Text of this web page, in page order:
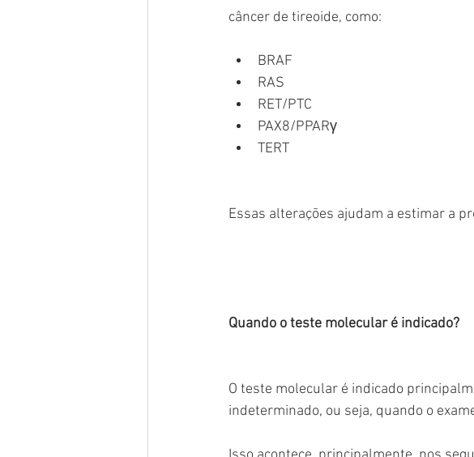
câncer de tireoide, como:
BRAF
RAS
RET/PTC
PAX8/PPARγ
TERT
Essas alterações ajudam a estimar a
Quando o teste molecular é indicado?
O teste molecular é indicado
indeterminado, ou seja, quando o